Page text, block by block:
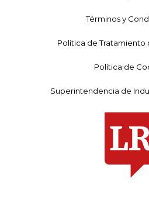
Términos y
Política de Tratamiento
Política de
Superintendencia de